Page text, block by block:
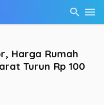
Harga Rumah
Turun Rp 100